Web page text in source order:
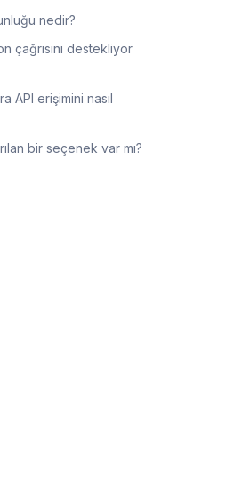
nedir?
çağrısını destekliyor
API erişimini nasıl
bir seçenek var mı?